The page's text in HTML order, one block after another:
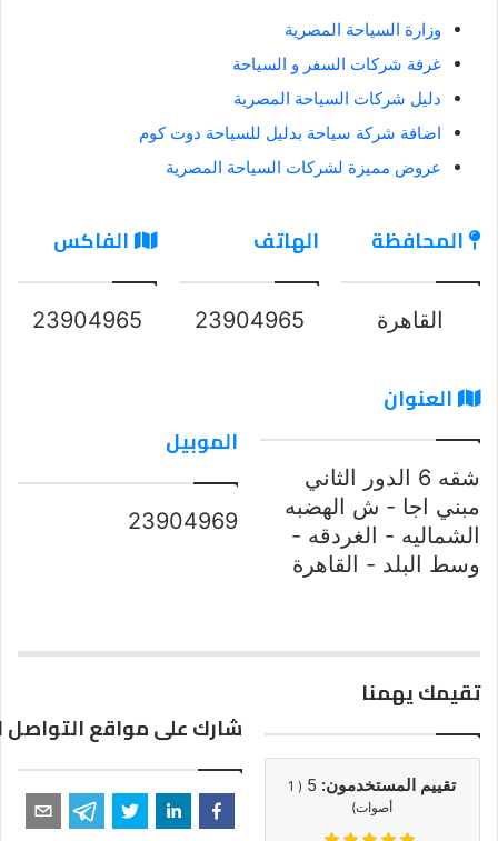
وزارة السياحة المصرية
غرفة شركات السفر و السياحة
دليل شركات السياحة المصرية
اضافة شركة سياحة بدليل للسياحة دوت كوم
عروض مميزة لشركات السياحة المصرية
المحافظة
القاهرة
الهاتف
23904965
الفاكس
23904965
العنوان
شقه 6 الدور الثاني
مبني اجا - ش الهضبه
الشماليه - الغردقه -
وسط البلد - القاهرة
الموبيل
23904969
تقيمك يهمنا
تقييم المستخدمون: 5
(
1
أصوات)
شارك على مواقع التواصل